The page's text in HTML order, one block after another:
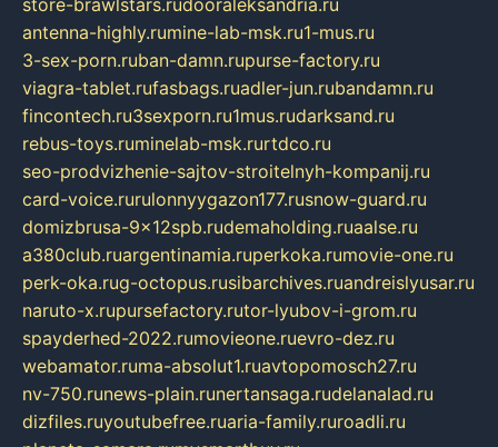
store-brawlstars.rudooraleksandria.ru
antenna-highly.rumine-lab-msk.ru1-mus.ru
3-sex-porn.ruban-damn.rupurse-factory.ru
viagra-tablet.rufasbags.ruadler-jun.rubandamn.ru
fincontech.ru3sexporn.ru1mus.rudarksand.ru
rebus-toys.ruminelab-msk.rurtdco.ru
seo-prodvizhenie-sajtov-stroitelnyh-kompanij.ru
card-voice.rurulonnyygazon177.rusnow-guard.ru
domizbrusa-9x12spb.rudemaholding.ruaalse.ru
a380club.ruargentinamia.ruperkoka.rumovie-one.ru
perk-oka.rug-octopus.rusibarchives.ruandreislyusar.ru
naruto-x.rupursefactory.rutor-lyubov-i-grom.ru
spayderhed-2022.rumovieone.ruevro-dez.ru
webamator.ruma-absolut1.ruavtopomosch27.ru
nv-750.runews-plain.runertansaga.rudelanalad.ru
dizfiles.ruyoutubefree.ruaria-family.ruroadli.ru